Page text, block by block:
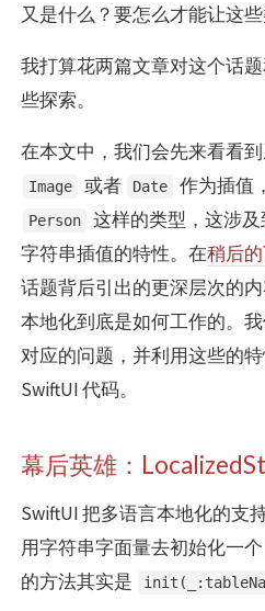
又是什么？要怎么才能让这
我打算花两篇文章对这个话
些探索。
在本文中，我们会先来看看
Image 或者 Date 作为插值
Person
这样的类型，这涉及
字符串插值的特性。在稍后
话题背后引出的更深层次的
本地化到底是如何工作的。
对应的问题，并利用这些的
SwiftUI 代码。
幕后英雄：
SwiftUI 把多语言本地化的支
用字符串字面量去初始化一个
的方法其实是